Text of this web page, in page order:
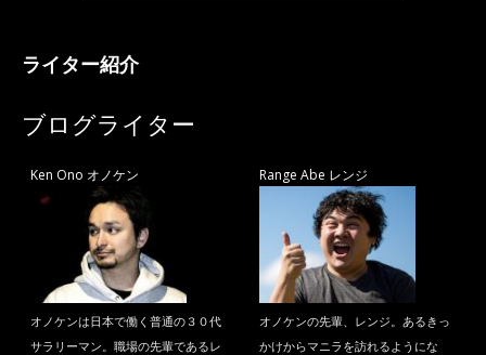
ライター紹介
ブログライター
Ken Ono オノケン
オノケンは日本で働く普通の３０代
サラリーマン。職場の先輩であるレ
Range Abe レンジ
オノケンの先輩、レンジ。あるきっ
かけからマニラを訪れるようにな